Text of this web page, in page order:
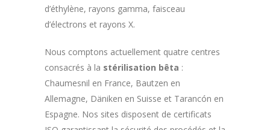
d’éthylène, rayons gamma, faisceau
d’électrons et rayons X.
Nous comptons actuellement quatre centres
consacrés à la stérilisation bêta :
Chaumesnil en France, Bautzen en
Allemagne, Däniken en Suisse et Tarancón en
Espagne. Nos sites disposent de certificats